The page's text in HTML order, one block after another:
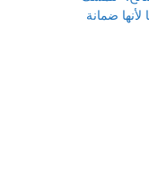
لأنها ضمانة